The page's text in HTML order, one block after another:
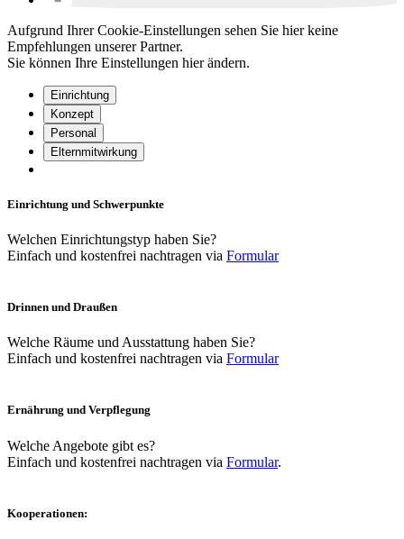
Aufgrund Ihrer Cookie-Einstellungen sehen Sie hier keine
Empfehlungen unserer Partner.
Sie können Ihre Einstellungen hierändern.
Einrichtung
Konzept
Personal
Elternmitwirkung
Einrichtung und Schwerpunkte
Welchen Einrichtungstyp haben Sie?
Einfach und kostenfrei nachtragen via Formular
Drinnen und Draußen
Welche Räume und Ausstattung haben Sie?
Einfach und kostenfrei nachtragen via Formular
Ernährung und Verpflegung
Welche Angebote gibt es?
Einfach und kostenfrei nachtragen via Formular.
Kooperationen: